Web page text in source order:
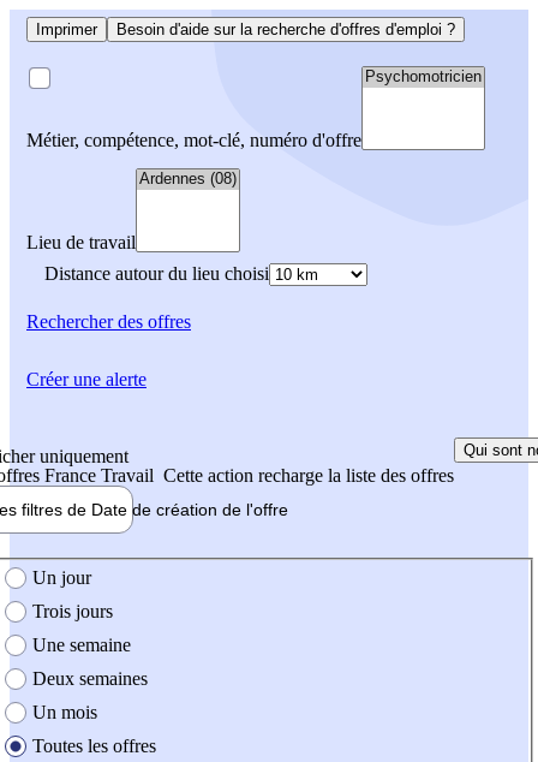
Imprimer Besoin d'aide sur la recherche d'offres d'emploi ?
Métier, compétence, mot-clé, numéro d'offre
Lieu de travail
Distance autour du lieu choisi
Rechercherdes offres
uniquement
France Travail Cette action recharge la liste des offres
Qui sont
filtres de Date de création de l'offre
création de l'offre
Un jour
Trois jours
Une semaine
Deux semaines
Un mois
Toutes les offres
Créer une alerte